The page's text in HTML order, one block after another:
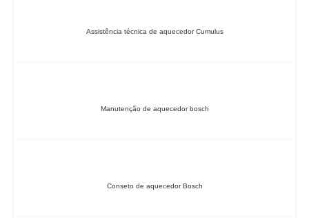
Assistência técnica de aquecedor Cumulus
Manutenção de aquecedor bosch
Conseto de aquecedor Bosch